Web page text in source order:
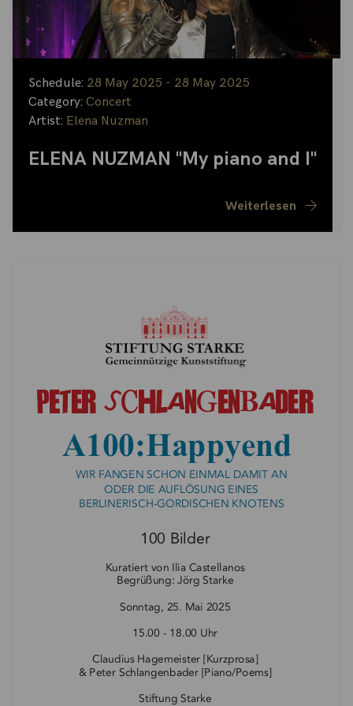
Schedule: 28 May 2025 - 28 May 2025
Category: Concert
Artist: Elena Nuzman
ELENA NUZMAN "My piano and I"
Weiterlesen